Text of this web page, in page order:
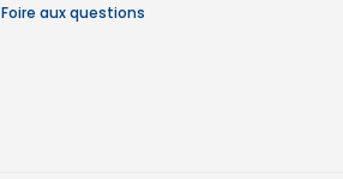
Foire aux questions